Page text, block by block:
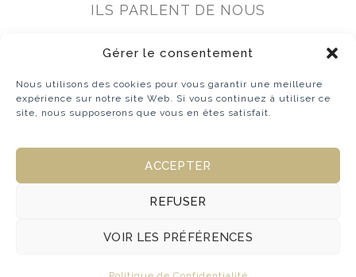
Gérer le consentement
Nous utilisons des cookies pour vous garantir une meilleure
expérience sur notre site Web. Si vous continuez à utiliser ce
site, nous supposerons que vous en êtes satisfait.
ACCEPTER
REFUSER
VOIR LES PRÉFÉRENCES
ILS PARLENT DE NOUS